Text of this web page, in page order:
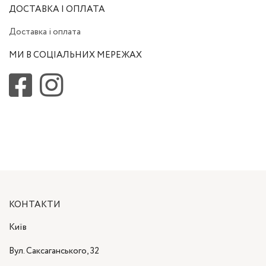
ДОСТАВКА І ОПЛАТА
Доставка і оплата
МИ В СОЦІАЛЬНИХ МЕРЕЖАХ
КОНТАКТИ
Київ
Вул. Саксаганського, 32